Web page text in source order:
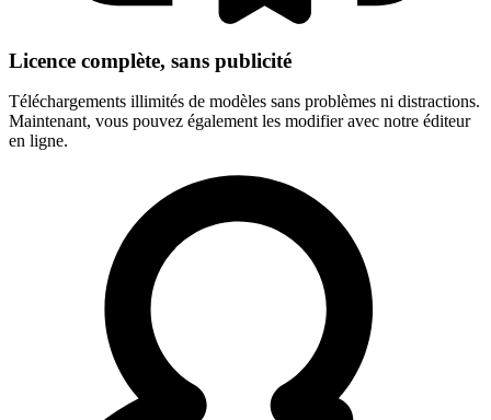
Licence complète, sans publicité
Téléchargements illimités de modèles sans problèmes ni distractions.
Maintenant, vous pouvez également les modifier avec notre éditeur
en ligne.